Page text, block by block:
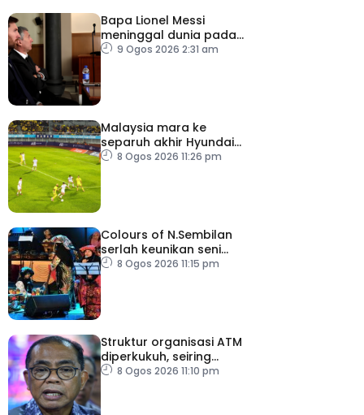
Bapa Lionel Messi
meninggal dunia pada
usia 68 tahun
9 Ogos 2026 2:31 am
Malaysia mara ke
separuh akhir Hyundai
ASEAN Cup
8 Ogos 2026 11:26 pm
Colours of N.Sembilan
serlah keunikan seni
budaya negeri beradat
8 Ogos 2026 11:15 pm
Struktur organisasi ATM
diperkukuh, seiring
pemodenan aset
8 Ogos 2026 11:10 pm